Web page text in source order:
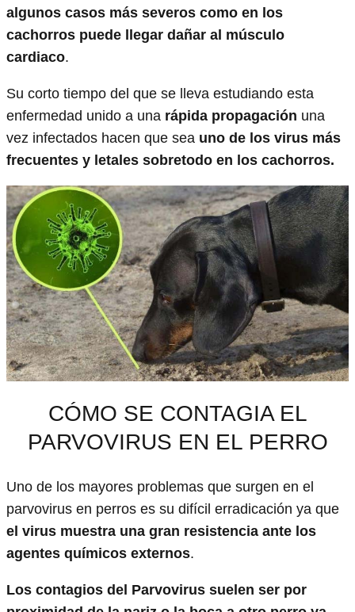
algunos casos más severos como en los
cachorros puede llegar dañar al músculo
cardiaco.
Su corto tiempo del que se lleva estudiando esta
enfermedad unido a una rápida propagación una
vez infectados hacen que sea uno de los virus más
frecuentes y letales sobretodo en los cachorros.
CÓMO SE CONTAGIA EL
PARVOVIRUS EN EL PERRO
Uno de los mayores problemas que surgen en el
parvovirus en perros es su difícil erradicación ya que
el virus muestra una gran resistencia ante los
agentes químicos externos.
Los contagios del Parvovirus suelen ser por